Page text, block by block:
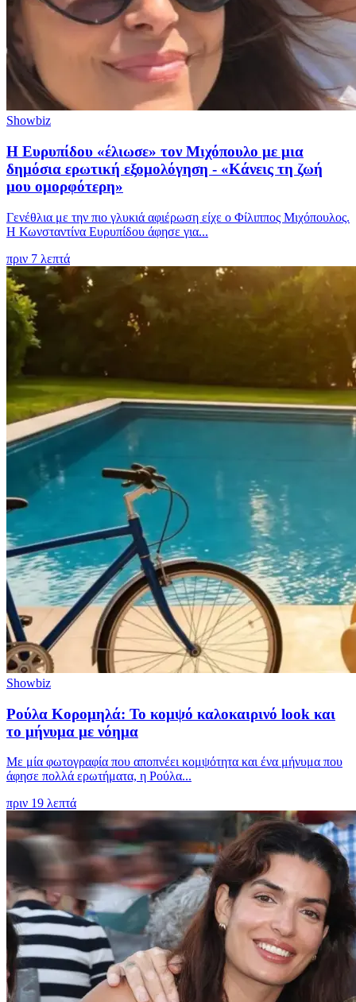
Showbiz
Η Ευρυπίδου «έλιωσε» τον Μιχόπουλο με μια
δημόσια ερωτική εξομολόγηση - «Κάνεις τη ζωή
μου ομορφότερη»
Γενέθλια με την πιο γλυκιά αφιέρωση είχε ο Φίλιππος Μιχόπουλος.
Η Κωνσταντίνα Ευρυπίδου άφησε για...
πριν 7 λεπτά
Showbiz
Ρούλα Κορομηλά: Το κομψό καλοκαιρινό look και
το μήνυμα με νόημα
Με μία φωτογραφία που αποπνέει κομψότητα και ένα μήνυμα που
άφησε πολλά ερωτήματα, η Ρούλα...
πριν 19 λεπτά